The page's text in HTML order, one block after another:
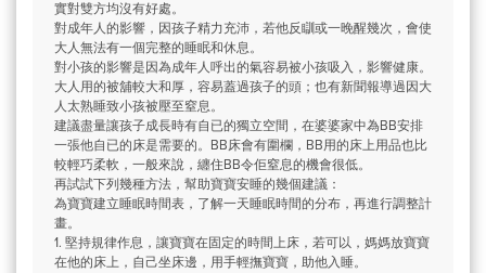
實對雙方均沒有好處。
對成年人的影響，因孩子精力充沛，若他反瞓或一晚醒幾次，會使
大人無法有一個完整的睡眠和休息。
對小孩的影響是因為成年人呼出的氣容易被小孩吸入，影響健康。
大人用的被舖較大和厚，容易蓋過孩子的頭；也有新聞報導過因大
人太熟睡致小孩被壓至窒息。
建議盡量讓孩子成長時有自已的獨立空間，在婆婆家中為BB安排
一張他自已的床是需要的。BB床會有圍欄，BB用的床上用品也比
較輕巧柔軟，一般來說，纏住BB令佢窒息的機會很低。
再試試下列幾種方法，幫助寶寶安睡的幾個建議：
為寶寶建立睡眠時間表，了解一天睡眠時間的分布，再進行調整計
畫。
1. 堅持規律作息，讓寶寶在固定的時間上床，若可以，媽媽放寶寶
在他的床上，自己坐床邊，用手輕撫寶寶，助他入睡。